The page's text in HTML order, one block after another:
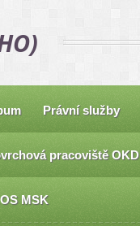
Právní služby
pracoviště OKD
MSK